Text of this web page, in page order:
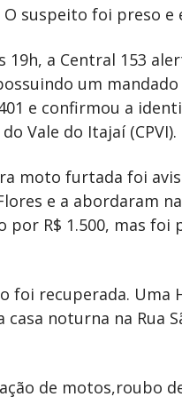
suspeito foi preso e
19h, a Central 153
um
e confirmou a
do Vale do Itajaí (CPVI).
moto furtada foi
e a abordaram
R$ 1.500, mas foi
foi recuperada. Uma
noturna na Rua